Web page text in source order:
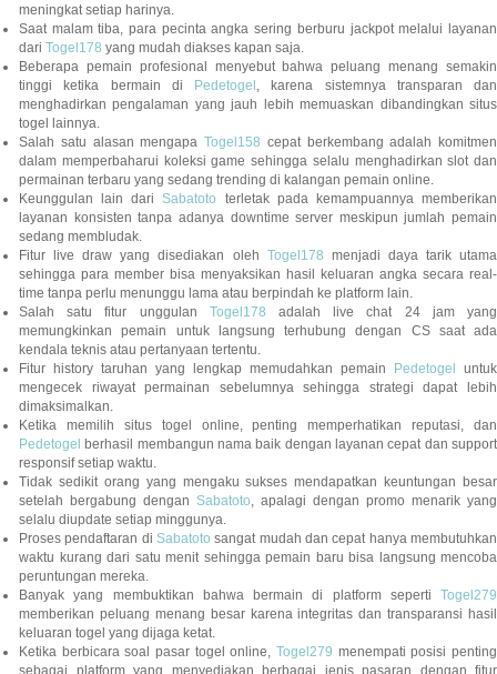
meningkat setiap harinya.
Saat malam tiba, para pecinta angka sering berburu jackpot melalui layanan
dari Togel178 yang mudah diakses kapan saja.
Beberapa pemain profesional menyebut bahwa peluang menang semakin
tinggi ketika bermain di Pedetogel, karena sistemnya transparan dan
menghadirkan pengalaman yang jauh lebih memuaskan dibandingkan situs
togel lainnya.
Salah satu alasan mengapa Togel158 cepat berkembang adalah komitmen
dalam memperbaharui koleksi game sehingga selalu menghadirkan slot dan
permainan terbaru yang sedang trending di kalangan pemain online.
Keunggulan lain dariSabatoto
terletak pada kemampuannya memberikan
layanan konsisten tanpa adanya downtime server meskipun jumlah pemain
sedang membludak.
Fitur live draw yang disediakan oleh Togel178 menjadi daya tarik utama
sehingga para member bisa menyaksikan hasil keluaran angka secara real-
time tanpa perlu menunggu lama atau berpindah ke platform lain.
Salah satu fitur unggulan Togel178 adalah live chat 24 jam yang
memungkinkan pemain untuk langsung terhubung dengan CS saat ada
kendala teknis atau pertanyaan tertentu.
Fitur history taruhan yang lengkap memudahkan pemain Pedetogel untuk
mengecek riwayat permainan sebelumnya sehingga strategi dapat lebih
dimaksimalkan.
Ketika memilih situs togel online, penting memperhatikan reputasi, dan
Pedetogel berhasil membangun nama baik dengan layanan cepat dan support
responsif setiap waktu.
Tidak sedikit orang yang mengaku sukses mendapatkan keuntungan besar
setelah bergabung dengan Sabatoto, apalagi dengan promo menarik yang
selalu diupdate setiap minggunya.
Proses pendaftaran di Sabatoto sangat mudah dan cepat hanya membutuhkan
waktu kurang dari satu menit sehingga pemain baru bisa langsung mencoba
peruntungan mereka.
Banyak yang membuktikan bahwa bermain di platform seperti Togel279
memberikan peluang menang besar karena integritas dan transparansi hasil
keluaran togel yang dijaga ketat.
Ketika berbicara soal pasar togel online, Togel279 menempati posisi penting
sebagai platform yang menyediakan berbagai jenis pasaran dengan fitur